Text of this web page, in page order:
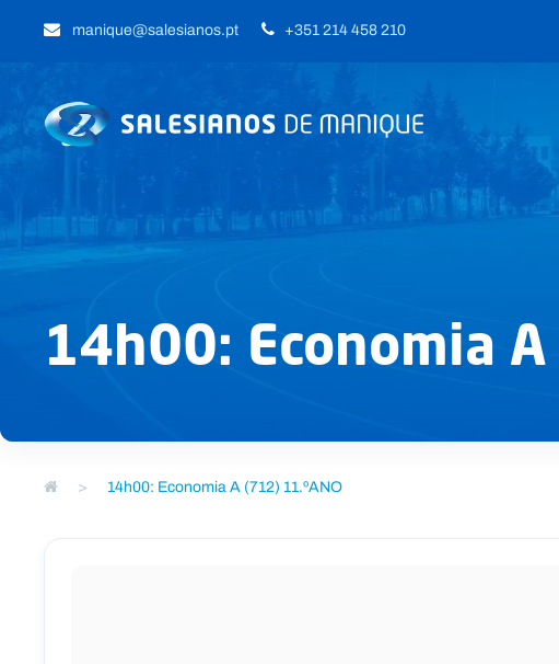
manique@salesianos.pt +351 214 458 210
14h00: Economia
> 14h00: Economia A (712) 11.ºANO